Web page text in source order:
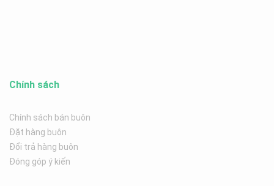
Chính sách
Chính sách bán buôn
Đặt hàng buôn
Đổi trả hàng buôn
Đóng góp ý kiến